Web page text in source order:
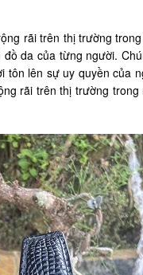
rãi trên thị trường
da của từng người.
tôn lên sự uy quyền của
rãi trên thị trường